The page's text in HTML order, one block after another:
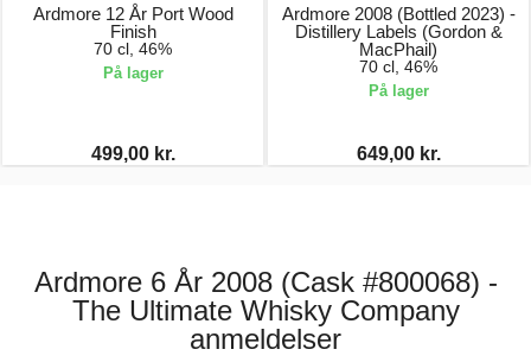
Ardmore 12 År Port Wood
Finish
70 cl, 46%
På lager
499,00 kr.
Ardmore 2008 (Bottled 2023) -
Distillery Labels (Gordon &
MacPhail)
70 cl, 46%
På lager
649,00 kr.
Ardmore 6 År 2008 (Cask #800068) -
The Ultimate Whisky Company
anmeldelser